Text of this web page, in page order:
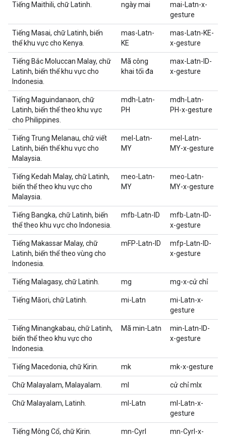
Tiếng Maithili, chữ Latinh. ngày mai
mai-Latn-x-
gesture
Tiếng Masai, chữ Latinh, biến
thể khu vực cho Kenya.
mas-Latn-
KE
mas-Latn-KE-
x-gesture
Tiếng Bắc Moluccan Malay, chữ
Latinh, biến thể khu vực cho
Indonesia.
Mã công
khai tối đa
max-Latn-ID-
x-gesture
Tiếng Maguindanaon, chữ
Latinh, biến thể theo khu vực
cho Philippines.
mdh-Latn-
PH
mdh-Latn-
PH-x-gesture
Tiếng Trung Melanau, chữ viết
Latinh, biến thể khu vực cho
Malaysia.
mel-Latn-
MY
mel-Latn-
MY-x-gesture
Tiếng Kedah Malay, chữ Latinh,
biến thể theo khu vực cho
Malaysia.
meo-Latn-
MY
meo-Latn-
MY-x-gesture
Tiếng Bangka, chữ Latinh, biến
thể theo khu vực cho Indonesia.
mfb-Latn-ID
mfb-Latn-ID-
x-gesture
Tiếng Makassar Malay, chữ
Latinh, biến thể theo vùng cho
Indonesia.
mFP-Latn-ID
mfp-Latn-ID-
x-gesture
Tiếng Malagasy, chữ Latinh. mg mg-x-cử chỉ
Tiếng Māori, chữ Latinh. mi-Latn
mi-Latn-x-
gesture
Tiếng Minangkabau, chữ Latinh,
biến thể theo khu vực cho
Indonesia.
Mã min-Latn
min-Latn-ID-
x-gesture
Tiếng Macedonia, chữ Kirin. mk mk-x-gesture
Chữ Malayalam, Malayalam. ml cử chỉ mlx
Chữ Malayalam, Latinh. ml-Latn
ml-Latn-x-
gesture
Tiếng Mông Cổ, chữ Kirin. mn-Cyrl
mn-Cyrl-x-